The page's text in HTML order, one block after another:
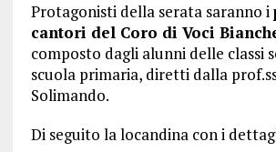
Protagonisti della serata saranno i
cantori del Coro di Voci
composto dagli alunni delle classi
scuola primaria, diretti dalla
Solimando.
Di seguito la locandina con i